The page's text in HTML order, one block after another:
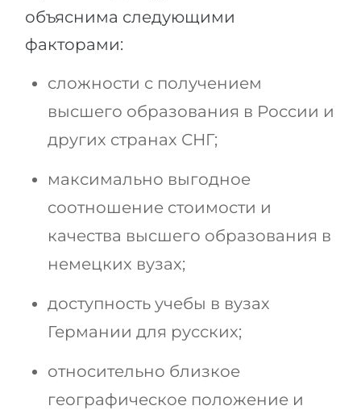
Земли
Города
КАРЬЕРНОЕ ОРИЕНТИРОВАНИЕ
Тест Голланда
Тест Карта Интересов
Тест RIASEC
Успехна
100%
Физика
Менеджмент
Другая специальность
ПОСТУПАЕМ ИЗ...
Россия
Украина
Казахстан
объяснима следующими
факторами:
сложности с получением
высшего образования в России и
других странах СНГ;
максимально выгодное
соотношение стоимости и
качества высшего образования в
немецких вузах;
доступность учебы в вузах
Германии для русских;
относительно близкое
географическое положение и